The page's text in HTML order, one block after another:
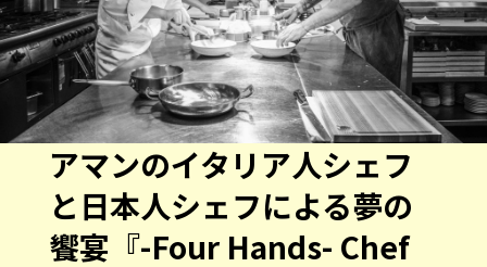
アマンのイタリア人シェフ
と日本人シェフによる夢の
饗宴『-Four Hands- Chef